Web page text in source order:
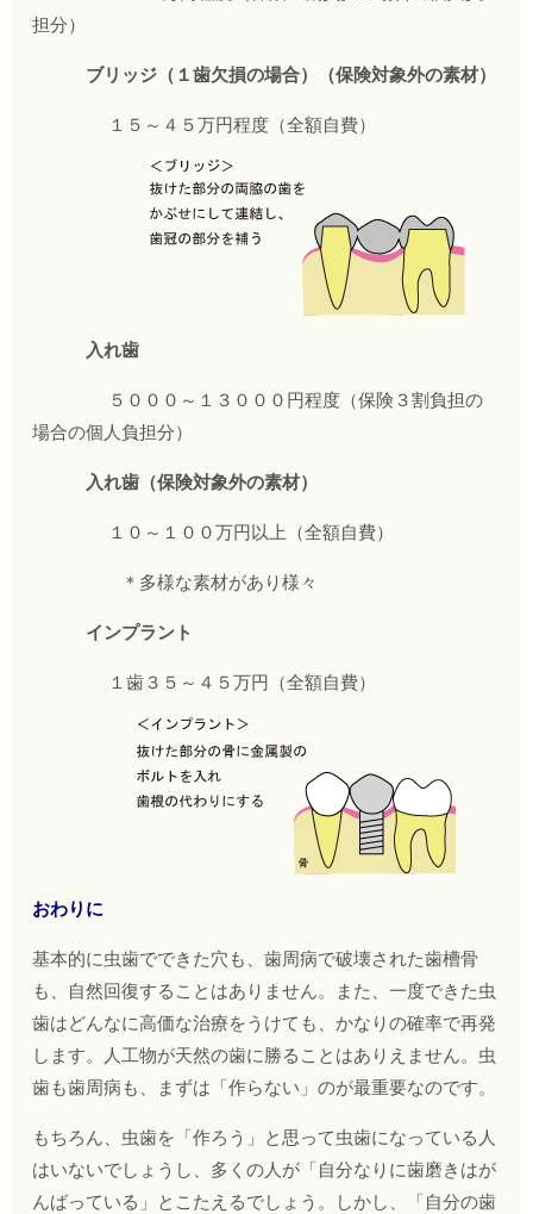
担分）
ブリッジ（１歯欠損の場合）（保険対象外の素材）
１５～４５万円程度（全額自費）
入れ歯
５０００～１３０００円程度（保険３割負担の
場合の個人負担分）
入れ歯（保険対象外の素材）
１０～１００万円以上（全額自費）
＊多様な素材があり様々
インプラント
１歯３５～４５万円（全額自費）
おわりに
基本的に虫歯でできた穴も、歯周病で破壊された歯槽骨
も、自然回復することはありません。また、一度できた虫
歯はどんなに高価な治療をうけても、かなりの確率で再発
します。人工物が天然の歯に勝ることはありえません。虫
歯も歯周病も、まずは「作らない」のが最重要なのです。
もちろん、虫歯を「作ろう」と思って虫歯になっている人
はいないでしょうし、多くの人が「自分なりに歯磨きはが
んばっている」とこたえるでしょう。しかし、「自分の歯